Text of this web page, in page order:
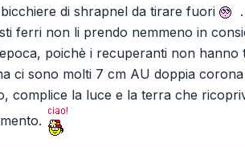
di shrapnel da tirare fuori
.
ferri non li prendo nemmeno in
poichè i recuperanti non
ci sono molti 7 cm AU doppia
complice la luce e la terra che